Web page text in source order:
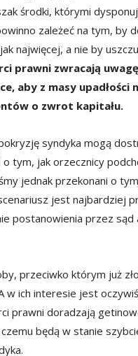
środki, którymi
zależeć na tym, by
najwięcej, a nie by
prawni zwracają
aby z masy
o zwrot kapitału.
syndyka mogą
tym, jak orzecznicy
jednak przekonani o
jest najbardziej
postanowienia przez
przeciwko którym już
w ich interesie jest
prawni doradzają
będą w stanie